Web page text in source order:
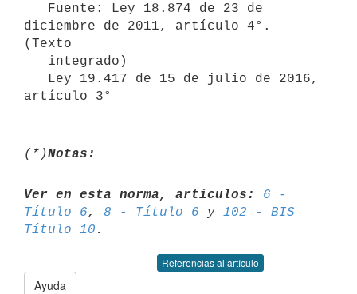
diciembre de 2011, artículo 4°.
(Texto
artículo 3°
(*)Notas:
Ver en esta norma, artículos:
6 -
Título 6, 8 - Título 6 y 102 - BIS
Título 10
Referencias al artículo
Ayuda